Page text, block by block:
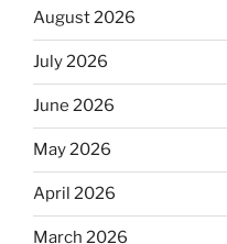
August 2026
July 2026
June 2026
May 2026
April 2026
March 2026